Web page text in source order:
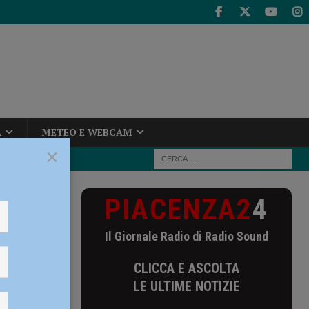
METEO E WEBCAM
le
le
PIACENZA24
Il Giornale Radio di Radio Sound
CLICCA E ASCOLTA
LE ULTIME NOTIZIE
×